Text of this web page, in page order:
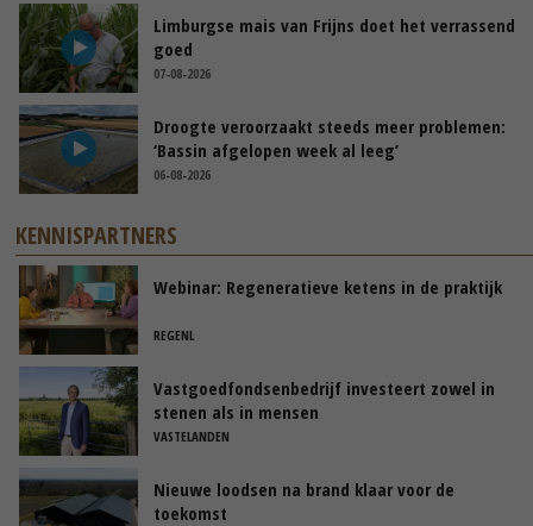
Limburgse mais van Frijns doet het verrassend
goed
07-08-2026
Droogte veroorzaakt steeds meer problemen:
‘Bassin afgelopen week al leeg’
06-08-2026
KENNISPARTNERS
Webinar: Regeneratieve ketens in de praktijk
REGENL
Vastgoedfondsenbedrijf investeert zowel in
stenen als in mensen
VASTELANDEN
Nieuwe loodsen na brand klaar voor de
toekomst